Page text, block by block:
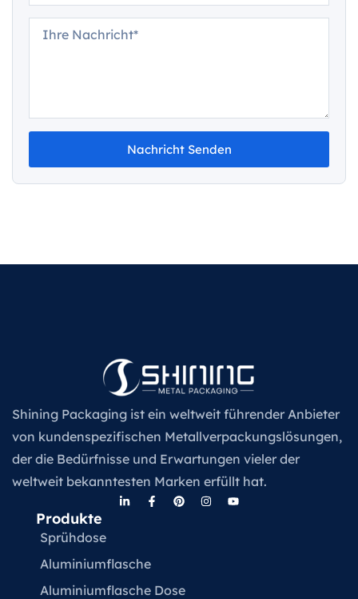
Nachricht Senden
Shining Packaging ist ein weltweit führender Anbieter
von kundenspezifischen Metallverpackungslösungen,
der die Bedürfnisse und Erwartungen vieler der
weltweit bekanntesten Marken erfüllt hat.
Produkte
Sprühdose
Aluminiumflasche
Aluminiumflasche Dose